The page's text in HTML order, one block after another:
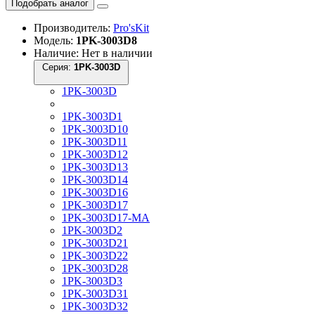
Подобрать аналог
Производитель: Pro'sKit
Модель: 1PK-3003D8
Наличие: Нет в наличии
Серия:
1PK-3003D
1PK-3003D1
1PK-3003D10
1PK-3003D11
1PK-3003D12
1PK-3003D13
1PK-3003D14
1PK-3003D16
1PK-3003D17
1PK-3003D17-MA
1PK-3003D2
1PK-3003D21
1PK-3003D22
1PK-3003D28
1PK-3003D3
1PK-3003D31
1PK-3003D32